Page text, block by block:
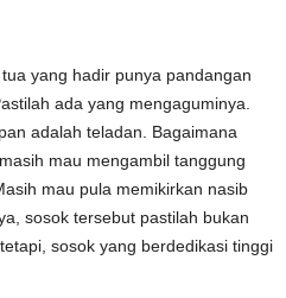
yang hadir punya pandangan
ada yang mengaguminya.
adalah teladan. Bagaimana
mau mengambil tanggung
mau pula memikirkan nasib
sosok tersebut pastilah bukan
sosok yang berdedikasi tinggi